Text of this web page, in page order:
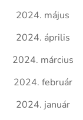
2024. május
2024. április
2024. március
2024. február
2024. január